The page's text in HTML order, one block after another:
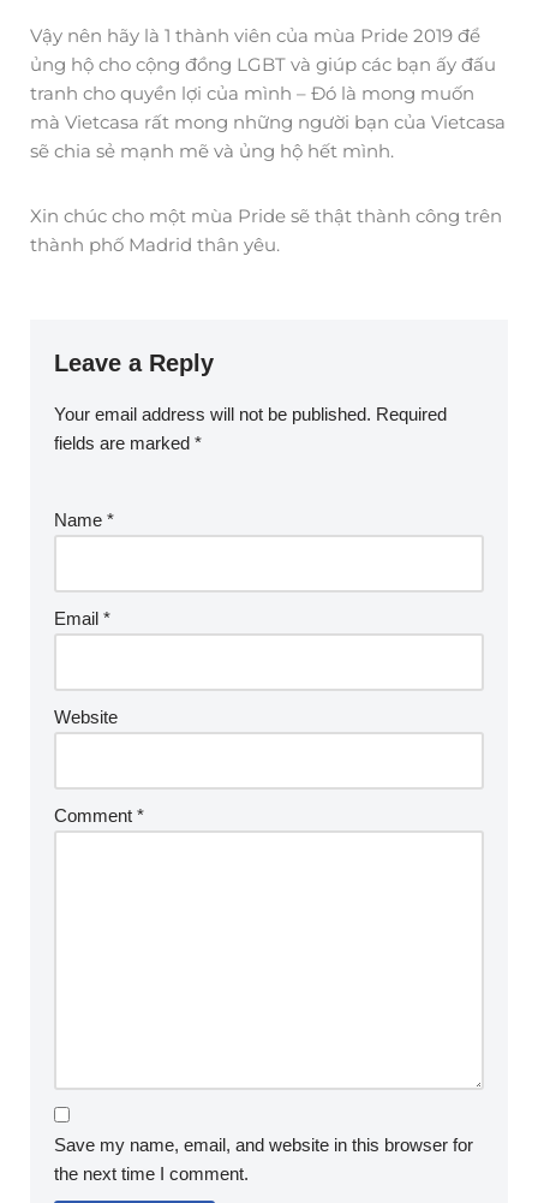
Vậy nên hãy là 1 thành viên của mùa Pride 2019 để
ủng hộ cho cộng đồng LGBT và giúp các bạn ấy đấu
tranh cho quyền lợi của mình – Đó là mong muốn
mà Vietcasa rất mong những người bạn của Vietcasa
sẽ chia sẻ mạnh mẽ và ủng hộ hết mình.
Xin chúc cho một mùa Pride sẽ thật thành công trên
thành phố Madrid thân yêu.
Leave a Reply
Your email address will not be published. Required
fields are marked *
Name *
Email *
Website
Comment *
Save my name, email, and website in this browser for
the next time I comment.